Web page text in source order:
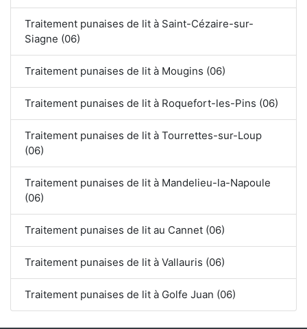
Traitement punaises de lit à Saint-Cézaire-sur-
Siagne (06)
Traitement punaises de lit à Mougins (06)
Traitement punaises de lit à Roquefort-les-Pins (06)
Traitement punaises de lit à Tourrettes-sur-Loup
(06)
Traitement punaises de lit à Mandelieu-la-Napoule
(06)
Traitement punaises de lit au Cannet (06)
Traitement punaises de lit à Vallauris (06)
Traitement punaises de lit à Golfe Juan (06)